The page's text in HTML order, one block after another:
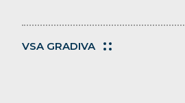
VSA GRADIVA